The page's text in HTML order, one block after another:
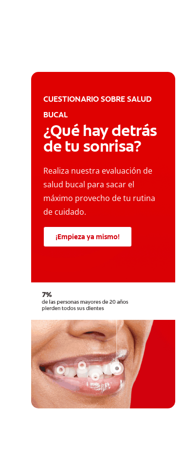
CUESTIONARIO SOBRE SALUD
BUCAL
¿Qué hay detrás
de tu sonrisa?
Realiza nuestra evaluación de
salud bucal para sacar el
máximo provecho de tu rutina
de cuidado.
¡Empieza ya mismo!